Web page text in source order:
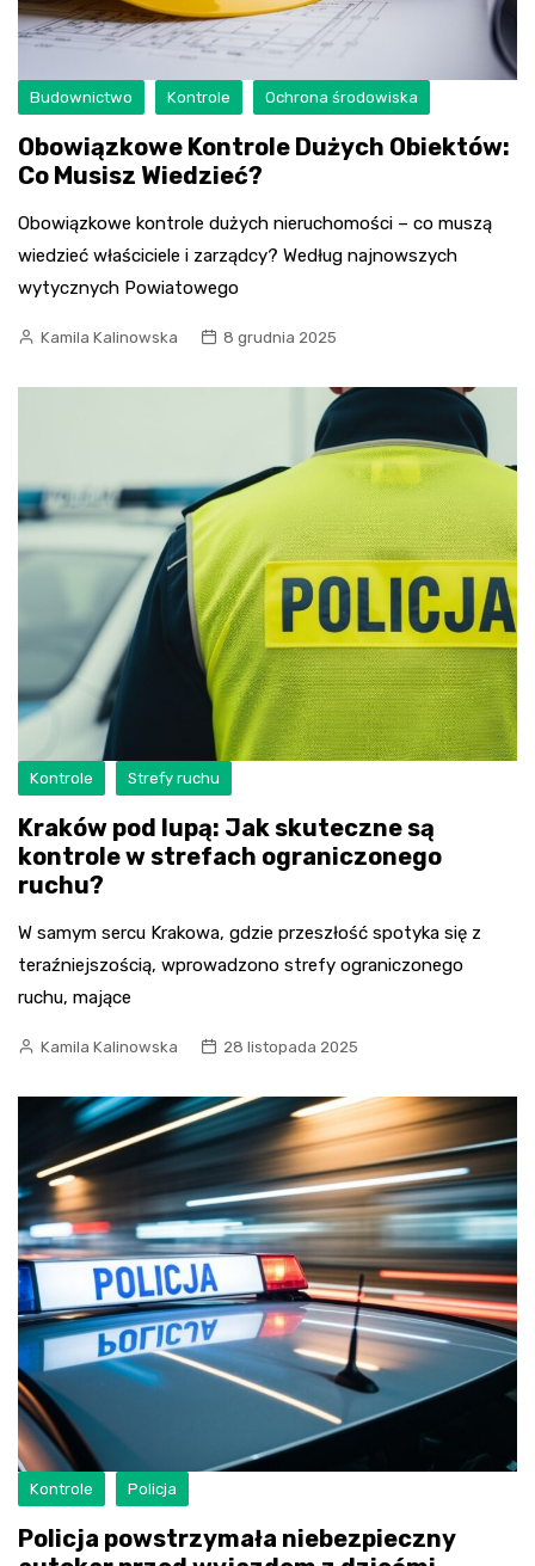
Budownictwo Kontrole Ochrona środowiska
Obowiązkowe Kontrole Dużych Obiektów:
Co Musisz Wiedzieć?
Obowiązkowe kontrole dużych nieruchomości – co muszą
wiedzieć właściciele i zarządcy? Według najnowszych
wytycznych Powiatowego
Kamila Kalinowska 8 grudnia 2025
Kontrole Strefy ruchu
Kraków pod lupą: Jak skuteczne są
kontrole w strefach ograniczonego
ruchu?
W samym sercu Krakowa, gdzie przeszłość spotyka się z
teraźniejszością, wprowadzono strefy ograniczonego
ruchu, mające
Kamila Kalinowska 28 listopada 2025
Kontrole Policja
Policja powstrzymała niebezpieczny